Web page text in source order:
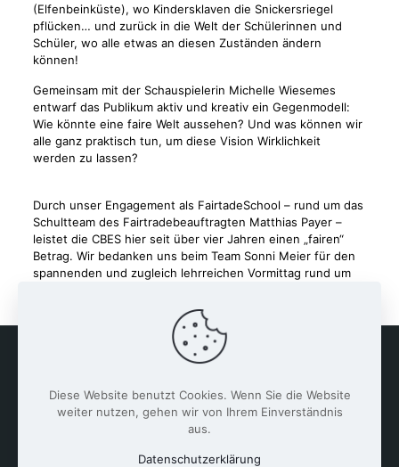
(Elfenbeinküste), wo Kindersklaven die Snickersriegel
pflücken… und zurück in die Welt der Schülerinnen und
Schüler, wo alle etwas an diesen Zuständen ändern
können!
Gemeinsam mit der Schauspielerin Michelle Wiesemes
entwarf das Publikum aktiv und kreativ ein Gegenmodell:
Wie könnte eine faire Welt aussehen? Und was können wir
alle ganz praktisch tun, um diese Vision Wirklichkeit
werden zu lassen?
Durch unser Engagement als FairtadeSchool – rund um das
Schultteam des Fairtradebeauftragten Matthias Payer –
leistet die CBES hier seit über vier Jahren einen „fairen“
Betrag. Wir bedanken uns beim Team Sonni Meier für den
spannenden und zugleich lehrreichen Vormittag rund um
Diese Website benutzt Cookies. Wenn Sie die Website
weiter nutzen, gehen wir von Ihrem Einverständnis
aus.
Datenschutzerklärung